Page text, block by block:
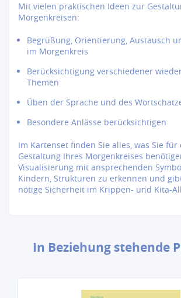
Mit vielen praktischen Ideen zur
Morgenkreisen:
Begrüßung, Orientierung, Austausch
im Morgenkreis
Berücksichtigung verschiedener
Themen
Üben der Sprache und des
Besondere Anlässe berücksichtigen
Im Kartenset finden Sie alles, was Sie für
Gestaltung Ihres Morgenkreises
Visualisierung mit ansprechenden
Kindern, Strukturen zu erkennen und
nötige Sicherheit im Krippen- und Kita-
In Beziehung stehende